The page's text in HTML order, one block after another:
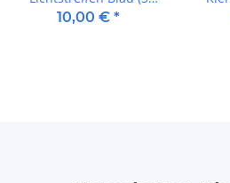
Stück)
10,00 € *